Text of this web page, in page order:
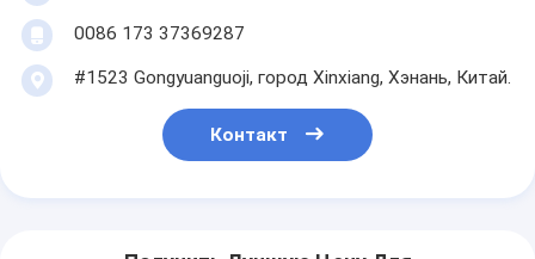
0086 173 37369287
#1523 Gongyuanguoji, город Xinxiang, Хэнань, Китай.
Контакт